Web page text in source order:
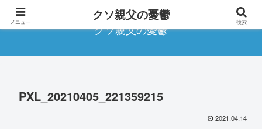
クソ親父の憂鬱
PXL_20210405_221359215
2021.04.14
メニュー クソ親父の憂鬱 検索